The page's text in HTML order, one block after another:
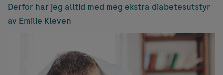
Derfor har jeg alltid med meg ekstra diabetesutstyr
av Emilie Kleven